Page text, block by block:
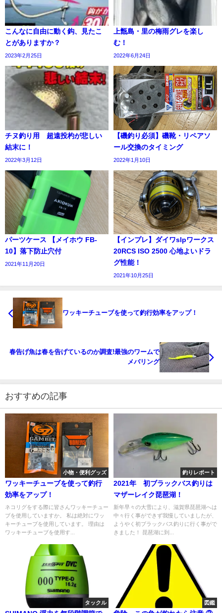
こんなに自由に動く鈎、見たこ
とがありますか？
2023年2月25日
上甑島・里の梅雨グレを楽し
む！
2022年6月24日
チヌ釣り用 超遠投杓が悲しい
結末に！
2022年3月12日
【磯釣り必須】磯靴・リペアソ
ール交換のタイミング
2022年1月10日
パーツケース 【メイホウ FB-
10】落下防止穴付
2021年11月20日
【インプレ】ダイワslpワークス
20RCS ISO 2500 心地よいドラ
グ性能！
2021年10月25日
ワッキーチューブを使って釣行効率をアップ！
春告げ魚は春を告げているのか調査!最強のワームで
メバリング
おすすめの記事
小物・便利グッズ
ワッキーチューブを使って釣行
効率をアップ！
ネコリグをする際に皆さんワッキーチュー
ブを使用していますか。 私は絶対にワッ
キーチューブを使用しています。 理由は
ワッキーチューブを使用す...
釣りレポート
2021年 初ブラックバス釣りは
マザーレイク琵琶湖！
新年早々の大雪により、滋賀県琵琶湖へは
中々行く事ができず我慢していましたが、
ようやく初ブラックバス釣りに行く事がで
きました！ 琵琶湖に到...
タックル 図鑑